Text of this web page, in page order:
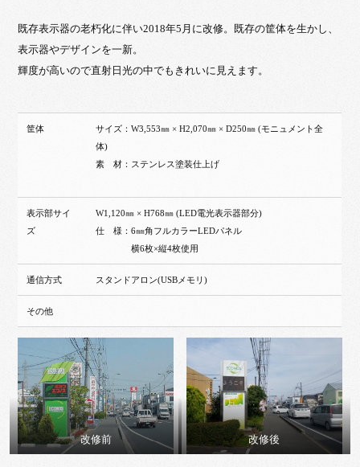
既存表示器の老朽化に伴い2018年5月に改修。既存の筐体を生かし、
表示器やデザインを一新。
輝度が高いので直射日光の中でもきれいに見えます。
筐体
サイズ：W3,553㎜ × H2,070㎜ × D250㎜ (モニュメント全
体)
素 材：ステンレス塗装仕上げ
表示部サイ
ズ
W1,120㎜ × H768㎜ (LED電光表示器部分)
仕 様：6㎜角フルカラーLEDパネル
横6枚×縦4枚使用
通信方式 スタンドアロン(USBメモリ)
その他
改修前 改修後